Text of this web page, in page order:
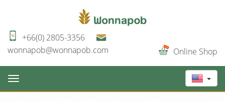
+66(0) 2805-3356
wonnapob@wonnapob.com
Online Shop
Toggle